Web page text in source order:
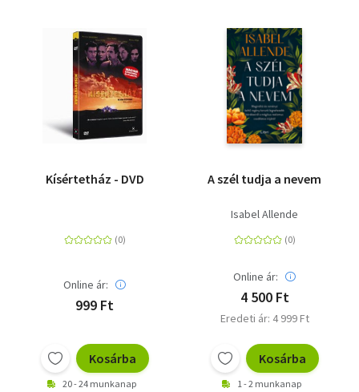
Kísértetház - DVD
Online ár:
999 Ft
Kosárba
20 - 24 munkanap
A szél tudja a nevem
Isabel Allende
Online ár:
4 500 Ft
Eredeti ár: 4 999 Ft
Kosárba
1 - 2 munkanap